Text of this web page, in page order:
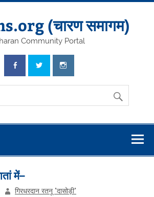
(चारण समागम)
Community Portal
में–
गिरधरदान रतनू "दासोड़ी"